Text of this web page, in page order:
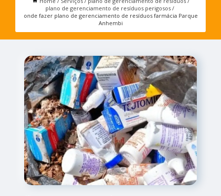
plano de gerenciamento de resíduos perigosos
onde fazer plano de gerenciamento de resíduos farmácia Parque
Anhembi